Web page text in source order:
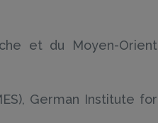
et du Moyen-Orient
German Institute for